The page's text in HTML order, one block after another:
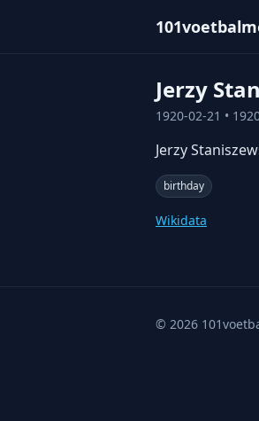
Jerzy
1920-02-21 •
Jerzy
birthday
Wikidata
© 2026